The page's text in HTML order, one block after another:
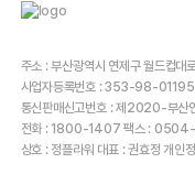
주소 : 부산광역시 연제구 월드컵
사업자등록번호 : 353-98-01195
통신판매신고번호 : 제2020-부
전화 : 1800-1407 팩스 :
상호 : 정플라워 대표 : 권효정 개인